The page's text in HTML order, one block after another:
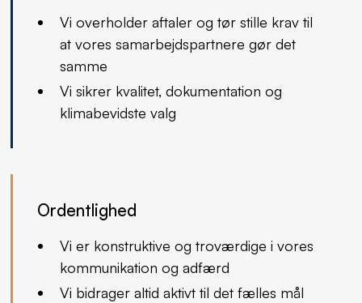
Vi overholder aftaler og tør stille krav til
at vores samarbejdspartnere gør det
samme
Vi sikrer kvalitet, dokumentation og
klimabevidste valg
Ordentlighed
Vi er konstruktive og troværdige i vores
kommunikation og adfærd
Vi bidrager altid aktivt til det fælles mål